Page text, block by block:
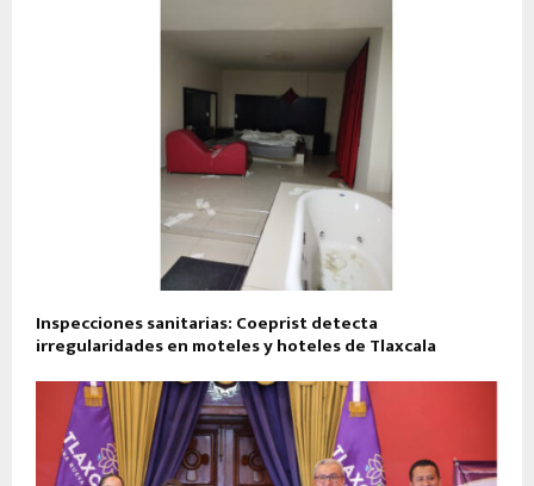
Inspecciones sanitarias: Coeprist detecta
irregularidades en moteles y hoteles de Tlaxcala